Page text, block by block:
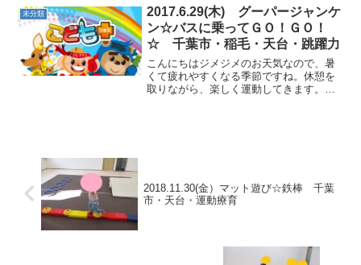
出して確認しながら進みます。★平均
台・クマ歩き★平均台渡りバ...
未分類
2017.6.29(木) グーパージャンケ
ン☆バスに乗ってＧＯ！ＧＯ！
☆ 千葉市・稲毛・天台・跳躍力
こんにちはジメジメのお天気なので、暑
くて疲れやすくなる季節ですね。休憩を
取りながら、楽しく運動してきます。☆
2018.11.30(金）マット遊び☆鉄棒 千葉
市・天台・運動療育